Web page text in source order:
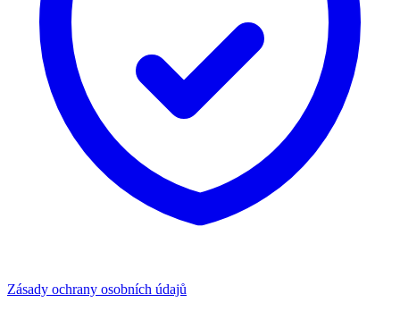
Zásady ochrany osobních údajů